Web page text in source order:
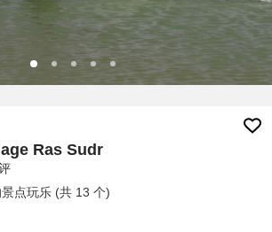
Ras Sudr
点玩乐 (共 13 个)